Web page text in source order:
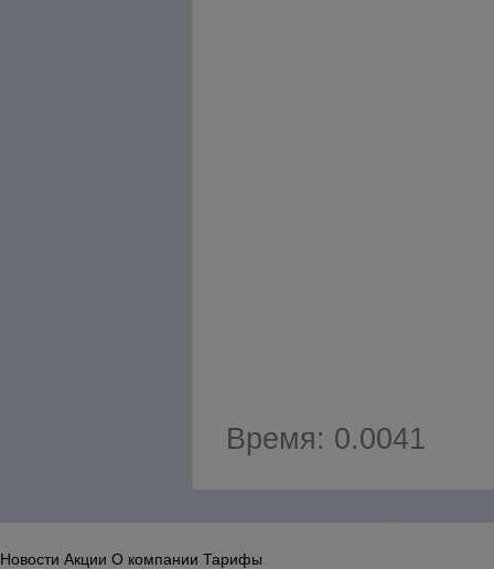
Время: 0.0041
Новости Акции О компании Тарифы